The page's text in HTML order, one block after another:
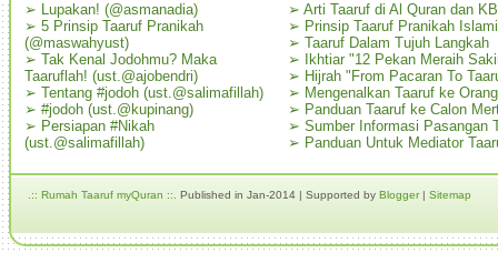
➢ Lupakan! (@asmanadia)
➢ 5 Prinsip Taaruf Pranikah
(@maswahyust)
➢ Tak Kenal Jodohmu? Maka
Taaruflah! (ust.@ajobendri)
➢ Tentang #jodoh (ust.@salimafillah)
➢ #jodoh (ust.@kupinang)
➢ Persiapan #Nikah
(ust.@salimafillah)
➢ Arti Taaruf di Al Quran dan
➢ Prinsip Taaruf Pranikah Islami
➢ Taaruf Dalam Tujuh Langkah
➢
Ikhtiar "12 Pekan Meraih
➢ Hijrah "From Pacaran To
➢ Mengenalkan Taaruf ke
➢ Panduan Taaruf ke Calon
➢ Sumber Informasi Pasangan
➢ Panduan Untuk Mediator
.:: Rumah Taaruf myQuran ::. Published in Jan-2014 | Supported by Blogger| Sitemap